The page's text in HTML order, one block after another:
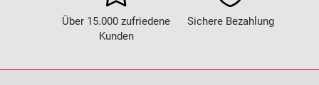
Über 15.000 zufriedene
Kunden
Sichere Bezahlung